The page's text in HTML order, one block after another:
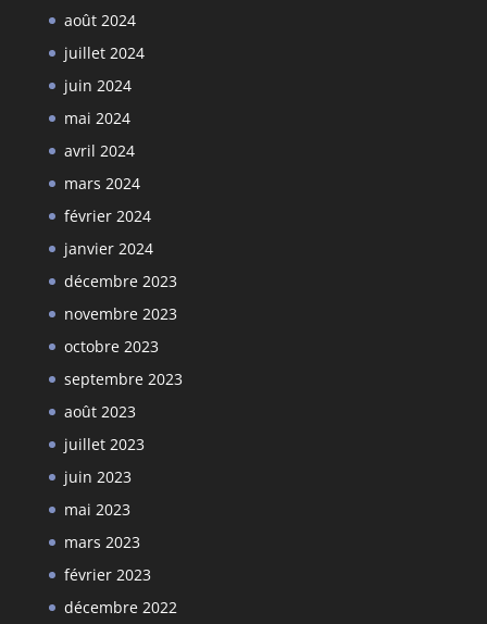
août 2024
juillet 2024
juin 2024
mai 2024
avril 2024
mars 2024
février 2024
janvier 2024
décembre 2023
novembre 2023
octobre 2023
septembre 2023
août 2023
juillet 2023
juin 2023
mai 2023
mars 2023
février 2023
décembre 2022